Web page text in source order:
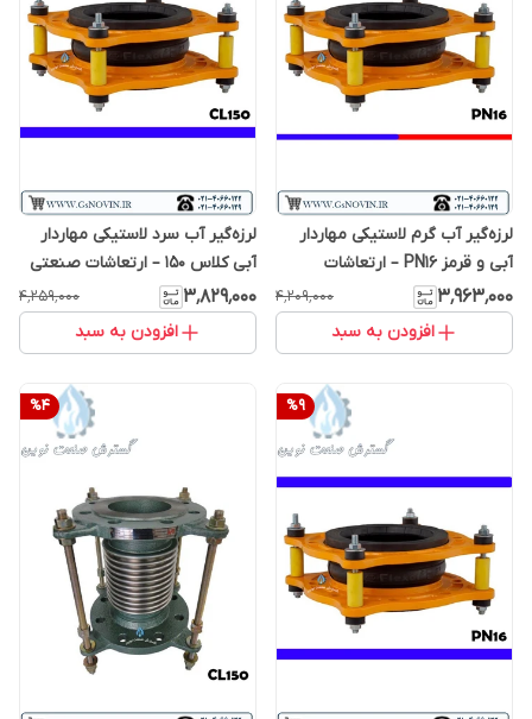
لرزه‌گیر آب گرم لاستیکی مهاردار
آبی و قرمز PN16 – ارتعاشات
صنعتی ایران اینچ
۳٬۹۶۳٬۰۰۰ ۴٬۲۰۹٬۰۰۰
افزودن به سبد
لرزه‌گیر آب سرد لاستیکی مهاردار
آبی کلاس 150 – ارتعاشات صنعتی
ایران
۳٬۸۲۹٬۰۰۰ ۴٬۲۵۹٬۰۰۰
افزودن به سبد
%9
%4